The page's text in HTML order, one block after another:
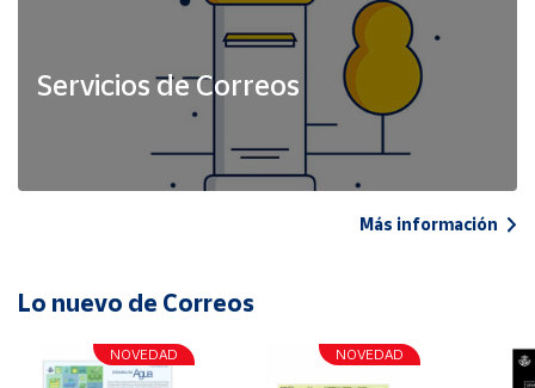
Servicios de Correos
Más información
Lo nuevo de Correos
NOVEDAD NOVEDAD